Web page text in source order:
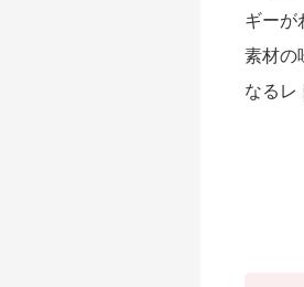
ギーが
素材の
なるレ